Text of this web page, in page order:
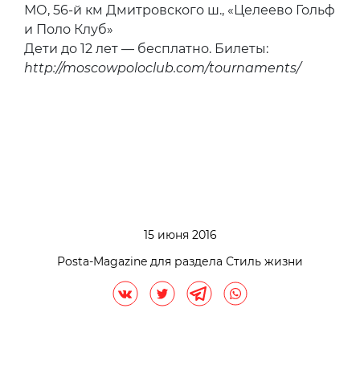
МО, 56-й км Дмитровского ш., «Целеево Гольф
и Поло Клуб»
Дети до 12 лет — бесплатно. Билеты:
http://moscowpoloclub.com/tournaments/
15 июня 2016
Posta-Magazine для раздела Стиль жизни